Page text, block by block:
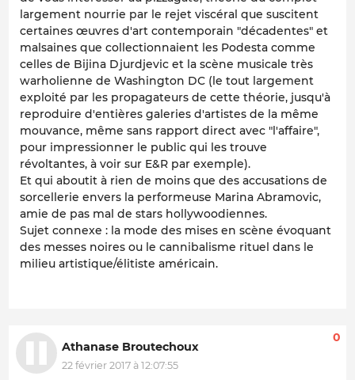
largement nourrie par le rejet viscéral que suscitent
certaines œuvres d'art contemporain "décadentes" et
malsaines que collectionnaient les Podesta comme
celles de Bijina Djurdjevic et la scène musicale très
warholienne de Washington DC (le tout largement
exploité par les propagateurs de cette théorie, jusqu'à
reproduire d'entières galeries d'artistes de la même
mouvance, même sans rapport direct avec "l'affaire",
pour impressionner le public qui les trouve
révoltantes, à voir sur E&R par exemple).
Et qui aboutit à rien de moins que des accusations de
sorcellerie envers la performeuse Marina Abramovic,
amie de pas mal de stars hollywoodiennes.
Sujet connexe : la mode des mises en scène évoquant
des messes noires ou le cannibalisme rituel dans le
milieu artistique/élitiste américain.
Athanase Broutechoux
22 février 2017 à 12:07:55
0